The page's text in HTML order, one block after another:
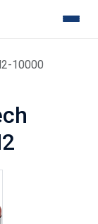
10000